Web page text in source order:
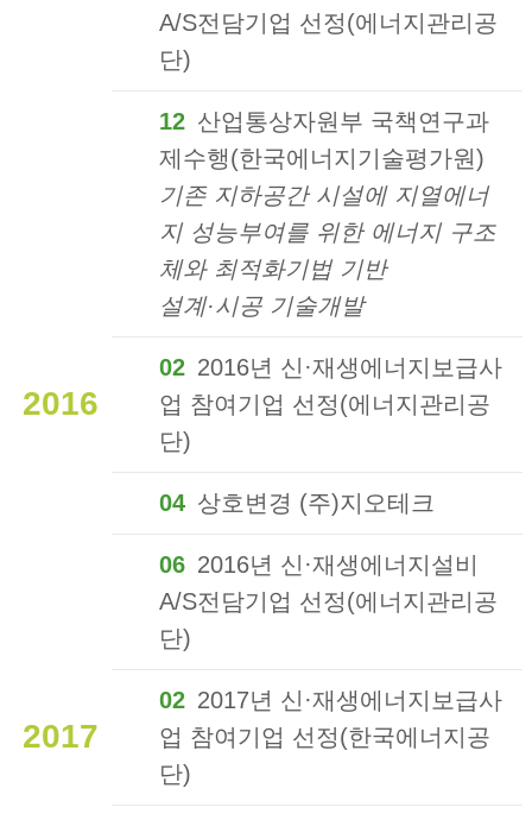
A/S전담기업 선정(에너지관리공
단)
12 산업통상자원부 국책연구과
제수행(한국에너지기술평가원)
기존 지하공간 시설에 지열에너
지 성능부여를 위한 에너지 구조
체와 최적화기법 기반
설계·시공 기술개발
2016
02 2016년 신·재생에너지보급사
업 참여기업 선정(에너지관리공
단)
04 상호변경 (주)지오테크
06 2016년 신·재생에너지설비
A/S전담기업 선정(에너지관리공
단)
2017
02 2017년 신·재생에너지보급사
업 참여기업 선정(한국에너지공
단)